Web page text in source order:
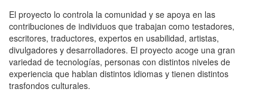
El proyecto lo controla la comunidad y se apoya en las
contribuciones de individuos que trabajan como testadores,
escritores, traductores, expertos en usabilidad, artistas,
divulgadores y desarrolladores. El proyecto acoge una gran
variedad de tecnologías, personas con distintos niveles de
experiencia que hablan distintos idiomas y tienen distintos
trasfondos culturales.